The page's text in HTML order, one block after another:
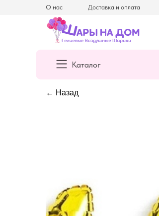
Доставка и оплата
О нас
Каталог
← Назад